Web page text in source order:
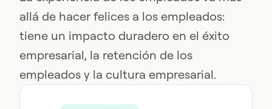
allá de hacer felices a los empleados:
tiene un impacto duradero en el éxito
empresarial, la retención de los
empleados y la cultura empresarial.